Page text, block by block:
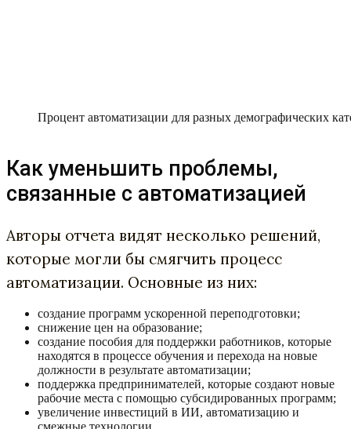
Процент автоматизации для разных демографических
Как уменьшить проблемы,
связанные с автоматизацией
Авторы отчета видят несколько решений,
которые могли бы смягчить процесс
автоматизации. Основные из них:
создание программ ускоренной переподготовки;
снижение цен на образование;
создание пособия для поддержки работников, которые
находятся в процессе обучения и перехода на новые
должности в результате автоматизации;
поддержка предпринимателей, которые создают новые
рабочие места с помощью субсидированных программ;
увеличение инвестиций в ИИ, автоматизацию и